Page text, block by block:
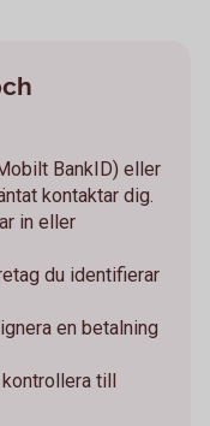
BankID) eller
kontaktar dig.
in eller
du identifierar
en betalning
till